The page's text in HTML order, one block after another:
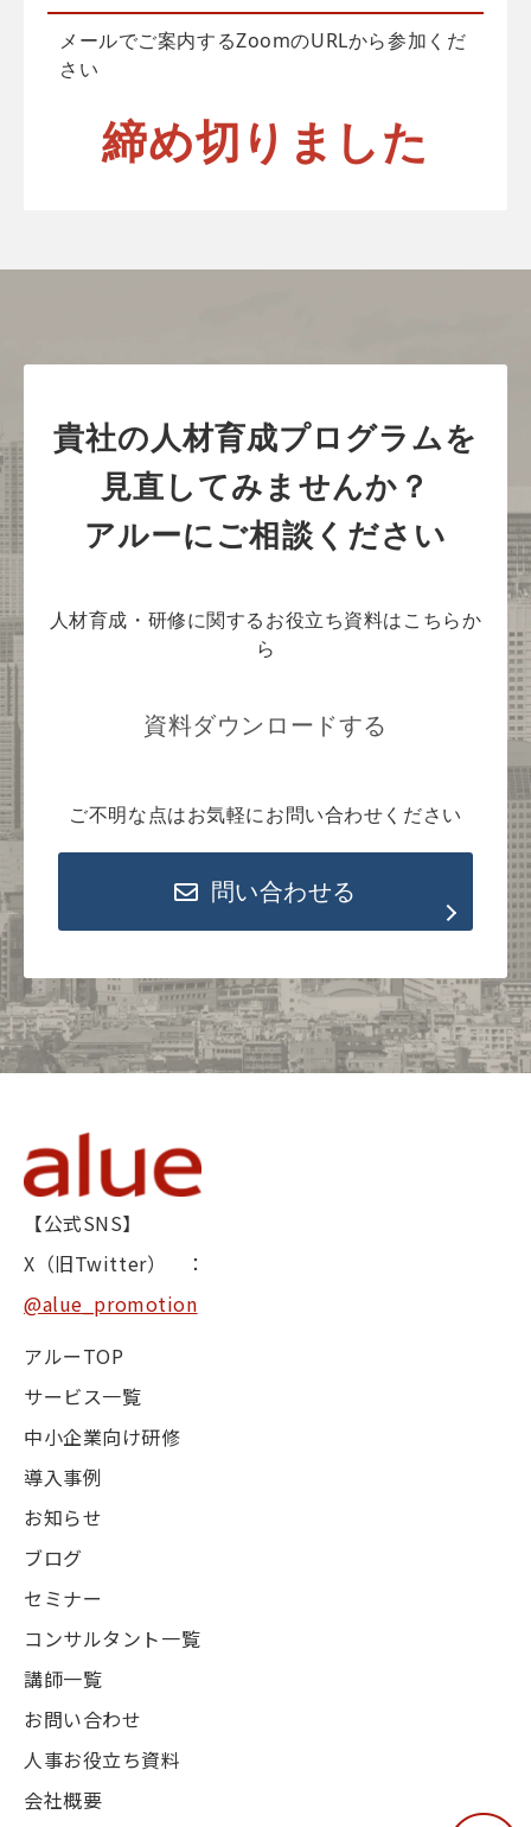
メールでご案内するZoomのURLから参加くだ
さい
締め切りました
貴社の人材育成プログラムを
見直してみませんか？
アルーにご相談ください
人材育成・研修に関するお役立ち資料はこちらか
ら
資料ダウンロードする
ご不明な点はお気軽にお問い合わせください
問い合わせる
【公式SNS】
X（旧Twitter） ：
@alue_promotion
アルーTOP
サービス一覧
中小企業向け研修
導入事例
お知らせ
ブログ
セミナー
コンサルタント一覧
講師一覧
お問い合わせ
人事お役立ち資料
会社概要